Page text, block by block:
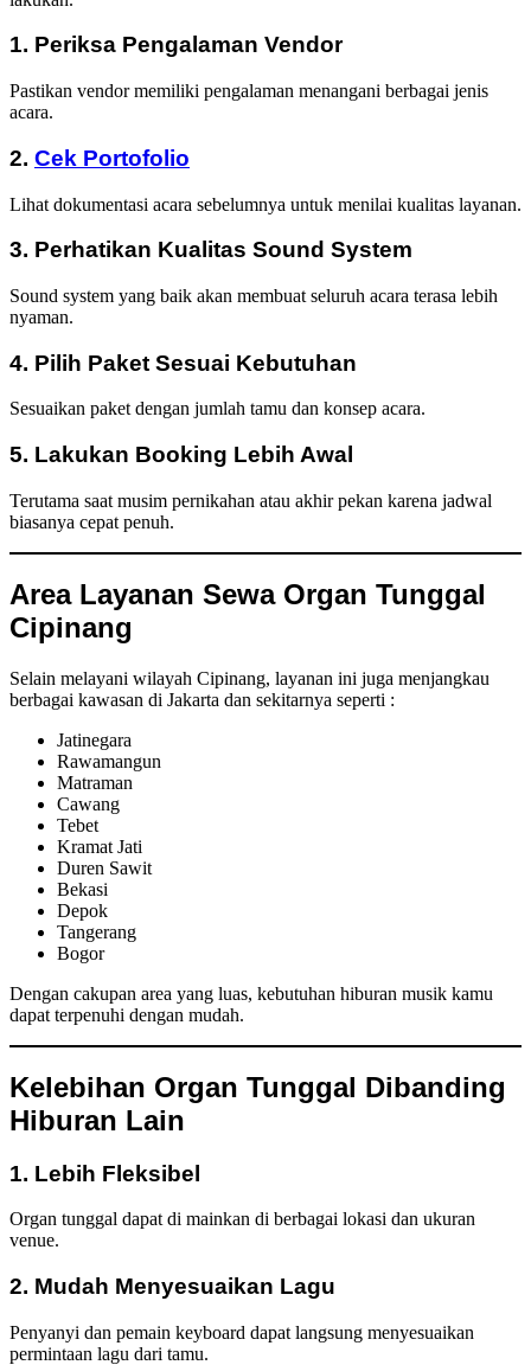
1. Periksa Pengalaman Vendor
Pastikan vendor memiliki pengalaman menangani berbagai jenis
acara.
2. Cek Portofolio
Lihat dokumentasi acara sebelumnya untuk menilai kualitas layanan.
3. Perhatikan Kualitas Sound System
Sound system yang baik akan membuat seluruh acara terasa lebih
nyaman.
4. Pilih Paket Sesuai Kebutuhan
Sesuaikan paket dengan jumlah tamu dan konsep acara.
5. Lakukan Booking Lebih Awal
Terutama saat musim pernikahan atau akhir pekan karena jadwal
biasanya cepat penuh.
Area Layanan Sewa Organ Tunggal
Cipinang
Selain melayani wilayah Cipinang, layanan ini juga menjangkau
berbagai kawasan di Jakarta dan sekitarnya seperti :
Jatinegara
Rawamangun
Matraman
Cawang
Tebet
Kramat Jati
Duren Sawit
Bekasi
Depok
Tangerang
Bogor
Dengan cakupan area yang luas, kebutuhan hiburan musik kamu
dapat terpenuhi dengan mudah.
Kelebihan Organ Tunggal Dibanding
Hiburan Lain
1. Lebih Fleksibel
Organ tunggal dapat di mainkan di berbagai lokasi dan ukuran
venue.
2. Mudah Menyesuaikan Lagu
Penyanyi dan pemain keyboard dapat langsung menyesuaikan
permintaan lagu dari tamu.